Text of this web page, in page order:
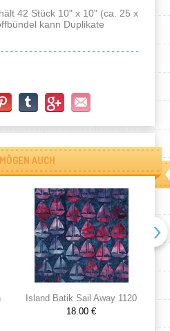
42 Stück 10" x 10" (ca. 25 x
kann Duplikate
AUCH
Island Batik Sail Away 1120
18.00 €